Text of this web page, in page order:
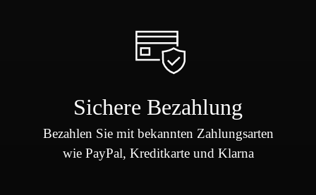
Sichere Bezahlung
Bezahlen Sie mit bekannten Zahlungsarten
wie PayPal, Kreditkarte und Klarna